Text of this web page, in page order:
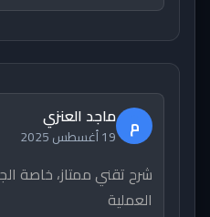
م ماجد العنزي
19 أغسطس 2025
شرح تقني ممتاز، خاصة
العملية